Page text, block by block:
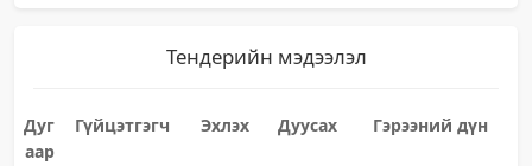
Тендерийн мэдээлэл
Дуг
аар
Гүйцэтгэгч Эхлэх Дуусах Гэрээний дүн